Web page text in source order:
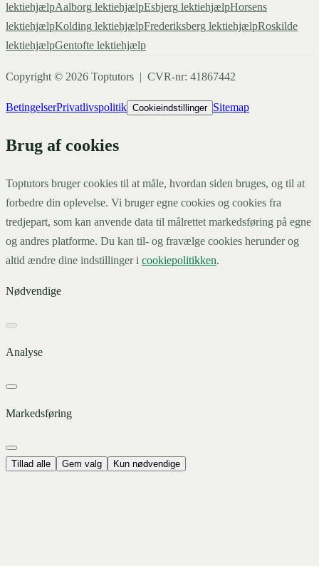
lektiehjælpAalborg lektiehjælpEsbjerg lektiehjælpHorsens
lektiehjælpKolding lektiehjælpFrederiksberg lektiehjælpRoskilde
lektiehjælpGentofte lektiehjælp
Copyright © 2026 Toptutors | CVR-nr: 41867442
BetingelserPrivatlivspolitik Cookieindstillinger Sitemap
Brug af cookies
Toptutors bruger cookies til at måle, hvordan siden bruges, og til at
forbedre din oplevelse. Vi bruger egne cookies og cookies fra
tredjepart, som kan anvende data til målrettet markedsføring på egne
og andres platforme. Du kan til- og fravælge cookies herunder og
altid ændre dine indstillinger i cookiepolitikken.
Nødvendige
Analyse
Markedsføring
Tillad alle Gem valg Kun nødvendige